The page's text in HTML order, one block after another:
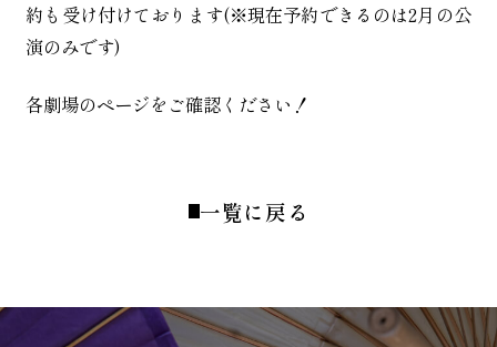
活動実績
会社情報
お問い合わせ
について
約も受け付けております(※現在予約できるのは2月の公
演のみです)
各劇場のページをご確認ください！
一覧に戻る